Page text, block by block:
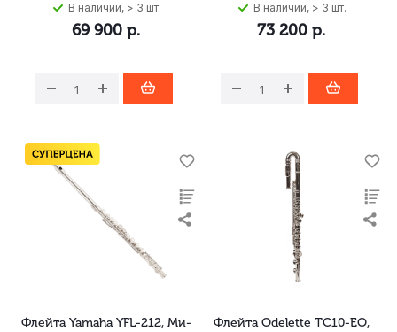
В наличии, > 3 шт.
69 900 р.
В наличии, > 3 шт.
73 200 р.
Флейта Yamaha YFL-212, Ми- Флейта Odelette TC10-EO,